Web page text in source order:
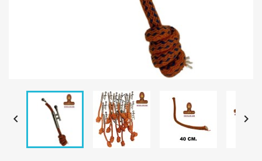
 